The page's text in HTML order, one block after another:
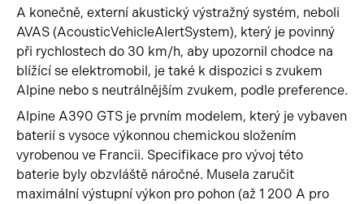
A konečně, externí akustický výstražný systém, neboli
AVAS (AcousticVehicleAlertSystem), který je povinný
při rychlostech do 30 km/h, aby upozornil chodce na
blížící se elektromobil, je také k dispozici s zvukem
Alpine nebo s neutrálnějším zvukem, podle preference.
Alpine A390 GTS je prvním modelem, který je vybaven
baterií s vysoce výkonnou chemickou složením
vyrobenou ve Francii. Specifikace pro vývoj této
baterie byly obzvláště náročné. Musela zaručit
maximální výstupní výkon pro pohon (až 1 200 A pro